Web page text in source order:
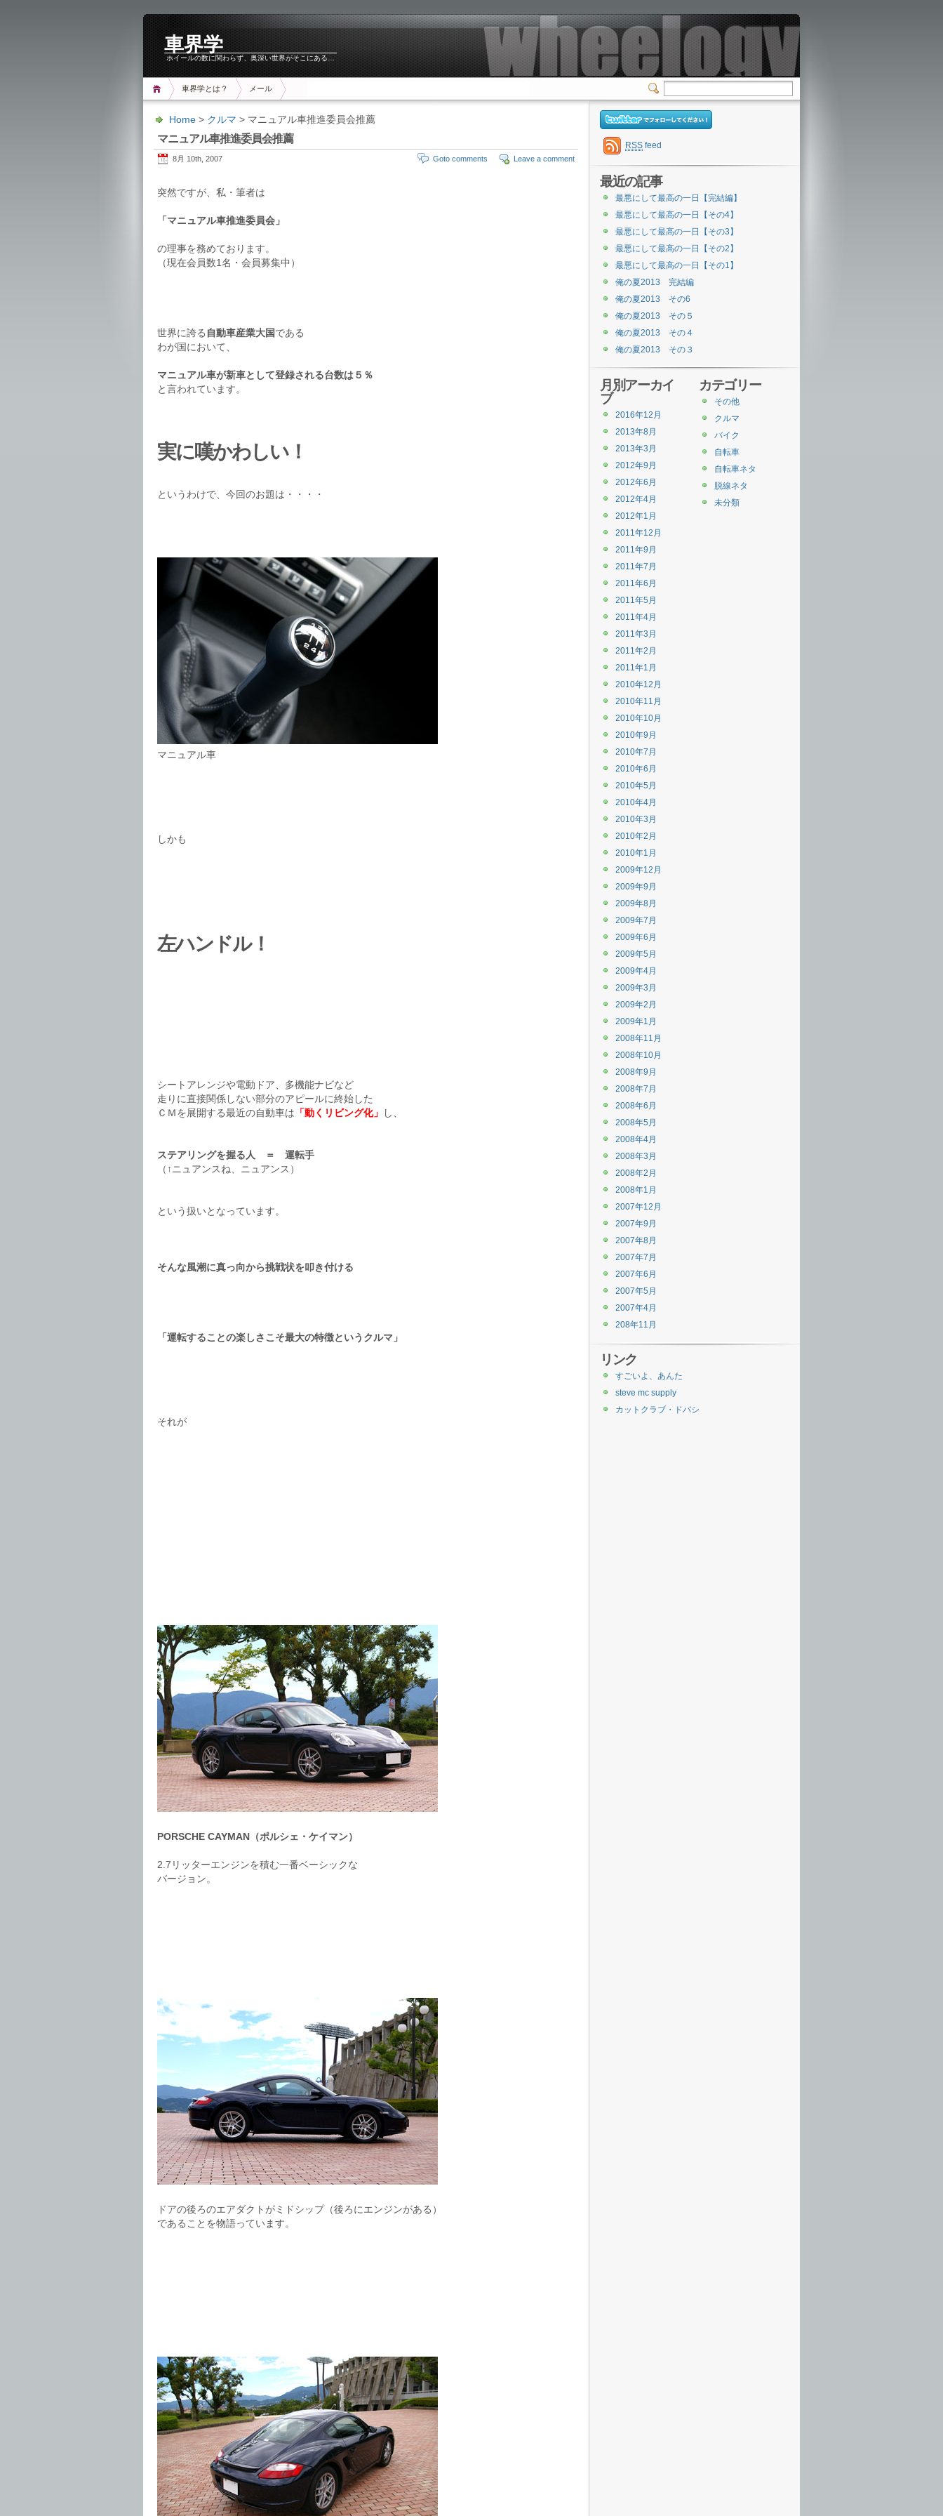
車界学
ホイールの数に関わらず、奥深い世界がそこにある…
車界学とは？ メール
Home > クルマ > マニュアル車推進委員会推薦
マニュアル車推進委員会推薦
8月 10th, 2007 Goto comments Leave a comment
突然ですが、私・筆者は
「マニュアル車推進委員会」
の理事を務めております。
（現在会員数1名・会員募集中）
世界に誇る 自動車産業大国である
わが国において、
マニュアル車が新車として登録される台数は５％
と言われています。
実に嘆かわしい！
というわけで、今回のお題は・・・・
マニュアル車
しかも
左ハンドル！
シートアレンジや電動ドア、多機能ナビなど
走りに直接関係しない部分のアピールに終始した
ＣＭを展開する最近の自動車は 「動くリビング化」 し、
ステアリングを握る人 ＝ 運転手
（↑ニュアンスね、ニュアンス）
という扱いとなっています。
そんな風潮に真っ向から挑戦状を叩き付ける
「運転することの楽しさこそ最大の特徴というクルマ」
それが
PORSCHE CAYMAN（ポルシェ・ケイマン）
2.7リッターエンジンを積む一番ベーシックな
バージョン。
ドアの後ろのエアダクトがミドシップ（後ろにエンジンがある）
であることを物語っています。
RSS feed
最近の記事
最悪にして最高の一日【完結編】
最悪にして最高の一日【その4】
最悪にして最高の一日【その3】
最悪にして最高の一日【その2】
最悪にして最高の一日【その1】
俺の夏2013 完結編
俺の夏2013 その6
俺の夏2013 その５
俺の夏2013 その４
俺の夏2013 その３
カテゴリー
その他
クルマ
バイク
自転車
自転車ネタ
脱線ネタ
未分類
月別アーカイ
ブ
2016年12月
2013年8月
2013年3月
2012年9月
2012年6月
2012年4月
2012年1月
2011年12月
2011年9月
2011年7月
2011年6月
2011年5月
2011年4月
2011年3月
2011年2月
2011年1月
2010年12月
2010年11月
2010年10月
2010年9月
2010年7月
2010年6月
2010年5月
2010年4月
2010年3月
2010年2月
2010年1月
2009年12月
2009年9月
2009年8月
2009年7月
2009年6月
2009年5月
2009年4月
2009年3月
2009年2月
2009年1月
2008年11月
2008年10月
2008年9月
2008年7月
2008年6月
2008年5月
2008年4月
2008年3月
2008年2月
2008年1月
2007年12月
2007年9月
2007年8月
2007年7月
2007年6月
2007年5月
2007年4月
208年11月
リンク
すごいよ、あんた
steve mc supply
カットクラブ・ドバシ